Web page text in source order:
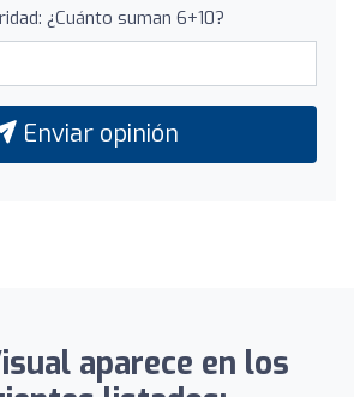
¿Cuánto suman 6+10?
Enviar opinión
aparece en los